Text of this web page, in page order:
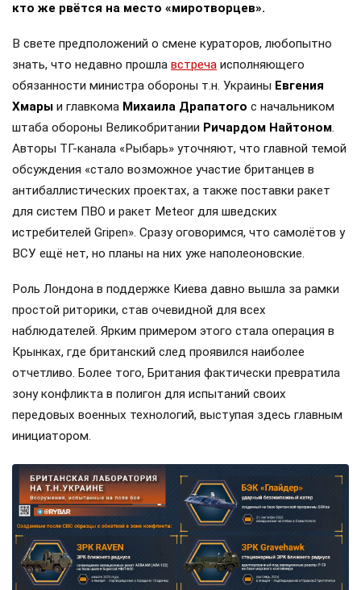
кто же рвётся на место «миротворцев».
В свете предположений о смене кураторов, любопытно
знать, что недавно прошла встреча исполняющего
обязанности министра обороны т.н. Украины Евгения
Хмары и главкома Михаила Драпатого с начальником
штаба обороны Великобритании Ричардом Найтоном.
Авторы ТГ-канала «Рыбарь» уточняют, что главной темой
обсуждения «стало возможное участие британцев в
антибаллистических проектах, а также поставки ракет
для систем ПВО и ракет Meteor для шведских
истребителей Gripen». Сразу оговоримся, что самолётов у
ВСУ ещё нет, но планы на них уже наполеоновские.
Роль Лондона в поддержке Киева давно вышла за рамки
простой риторики, став очевидной для всех
наблюдателей. Ярким примером этого стала операция в
Крынках, где британский след проявился наиболее
отчетливо. Более того, Британия фактически превратила
зону конфликта в полигон для испытаний своих
передовых военных технологий, выступая здесь главным
инициатором.